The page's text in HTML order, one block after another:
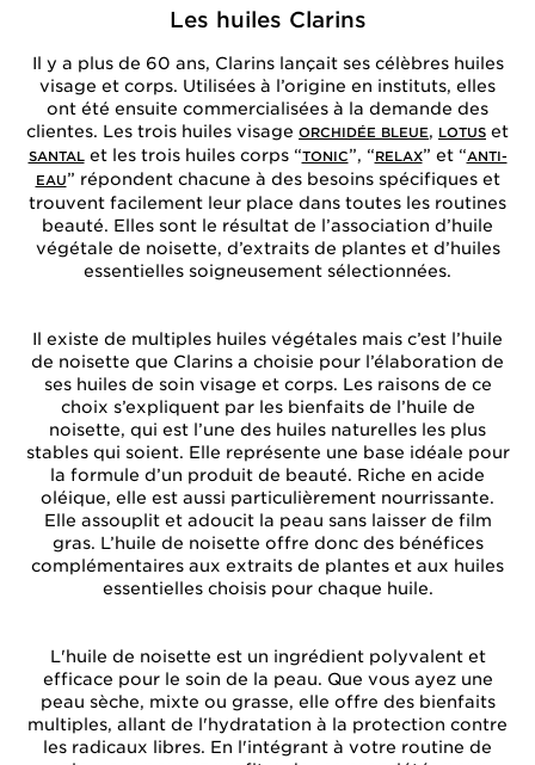
Les huiles Clarins
Il y a plus de 60 ans, Clarins lançait ses célèbres huiles
visage et corps. Utilisées à l’origine en instituts, elles
ont été ensuite commercialisées à la demande des
clientes. Les trois huiles visage ORCHIDÉE BLEUE, LOTUS et
SANTALet les trois huiles corps “TONIC”, “RELAX” et “ANTI-
EAU” répondent chacune à des besoins spécifiques et
trouvent facilement leur place dans toutes les routines
beauté. Elles sont le résultat de l’association d’huile
végétale de noisette, d’extraits de plantes et d’huiles
essentielles soigneusement sélectionnées.
Il existe de multiples huiles végétales mais c’est l’huile
de noisette que Clarins a choisie pour l’élaboration de
ses huiles de soin visage et corps. Les raisons de ce
choix s’expliquent par les bienfaits de l’huile de
noisette, qui est l’une des huiles naturelles les plus
stables qui soient. Elle représente une base idéale pour
la formule d’un produit de beauté. Riche en acide
oléique, elle est aussi particulièrement nourrissante.
Elle assouplit et adoucit la peau sans laisser de film
gras. L’huile de noisette offre donc des bénéfices
complémentaires aux extraits de plantes et aux huiles
essentielles choisis pour chaque huile.
L'huile de noisette est un ingrédient polyvalent et
efficace pour le soin de la peau. Que vous ayez une
peau sèche, mixte ou grasse, elle offre des bienfaits
multiples, allant de l'hydratation à la protection contre
les radicaux libres. En l'intégrant à votre routine de